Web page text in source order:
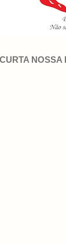
CURTA NOSSA